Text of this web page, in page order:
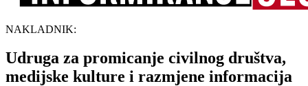
NAKLADNIK:
Udruga za promicanje civilnog društva,
medijske kulture i razmjene informacija